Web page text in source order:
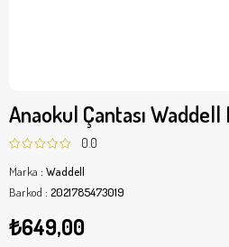
Anaokul Çantası
0.0
Marka : Waddell
Barkod : 2021785473019
₺649,00